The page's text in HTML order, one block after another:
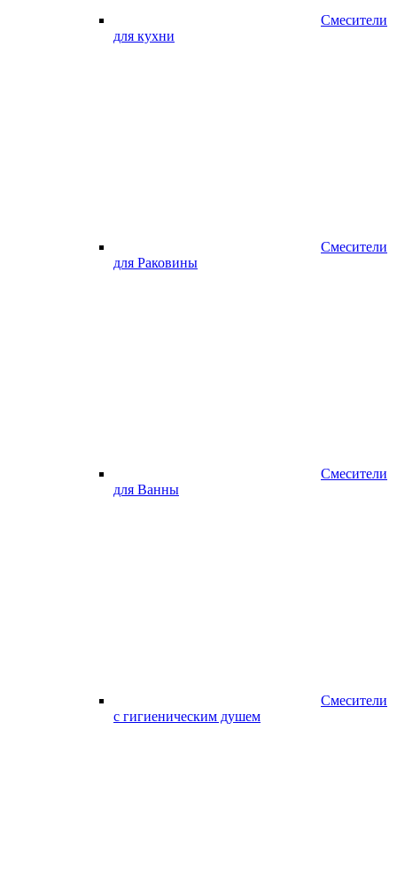
Смесители
для кухни
Смесители
для Раковины
Смесители
для Ванны
Смесители
с гигиеническим душем